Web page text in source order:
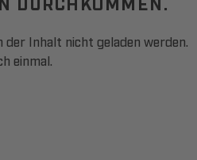
Inhalt nicht geladen werden.
einmal.